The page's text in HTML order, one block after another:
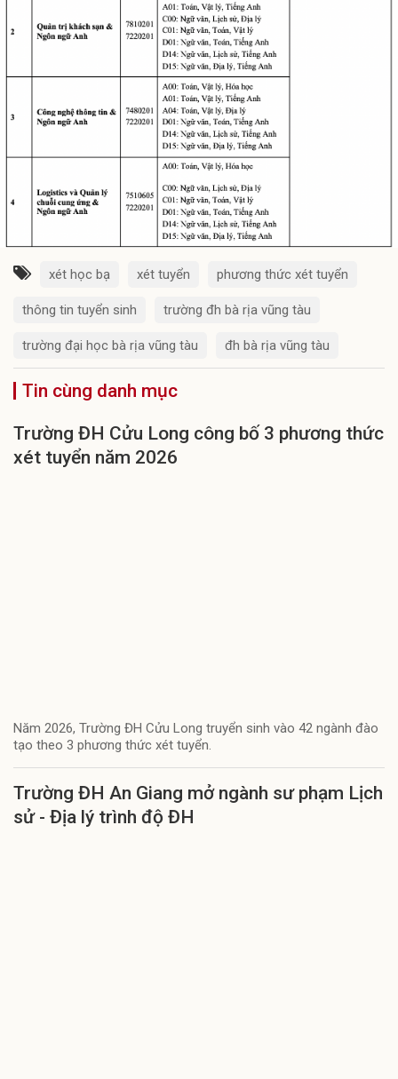
xét học bạ xét tuyển phương thức xét tuyển
thông tin tuyển sinh trường đh bà rịa vũng tàu
trường đại học bà rịa vũng tàu đh bà rịa vũng tàu
Tin cùng danh mục
Trường ĐH Cửu Long công bố 3 phương thức
xét tuyển năm 2026
Năm 2026, Trường ĐH Cửu Long truyển sinh vào 42 ngành đào
tạo theo 3 phương thức xét tuyển.
Trường ĐH An Giang mở ngành sư phạm Lịch
sử - Địa lý trình độ ĐH